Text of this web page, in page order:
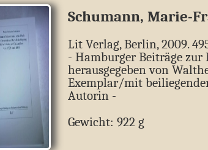
Schumann, Marie-
Lit Verlag, Berlin, 2009.
- Hamburger Beiträge
herausgegeben von
Exemplar/mit
Autorin -
Gewicht: 922 g